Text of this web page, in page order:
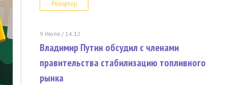
Репортер
9 Июля / 14:12
Владимир Путин обсудил с членами
правительства стабилизацию топливного
рынка